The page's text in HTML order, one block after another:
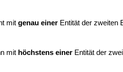
mit genau einerEntität der zweiten
mit höchstens einerEntität der